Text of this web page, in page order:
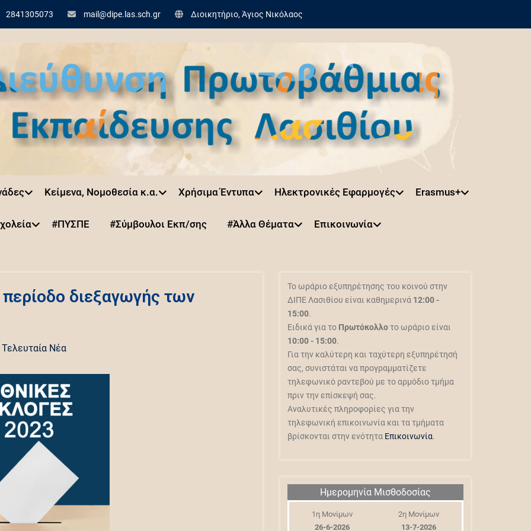
2841305073 mail@dipe.las.sch.gr Διοικητήριο, Άγιος Νικόλαος
Κείμενα, Νομοθεσία κ.α. Χρήσιμα Έντυπα Ηλεκτρονικές Εφαρμογές Erasmus+
#ΠΥΣΠΕ #Σύμβουλοι Εκπ/σης #Άλλα Θέματα Επικοινωνία
διεξαγωγής των
Τελευταία Νέα
Το ωράριο εξυπηρέτησης του κοινού στην
ΔΙΠΕ Λασιθίου είναι καθημερινά 12:00 -
15:00.
Ειδικά για το Πρωτόκολλοτο ωράριο είναι
10:00 - 15:00.
Για την καλύτερη και ταχύτερη εξυπηρέτησή
σας, συνιστάται να προγραμματίζετε
τηλεφωνικό ραντεβού με το αρμόδιο τμήμα
πριν την επίσκεψή σας.
Αναλυτικές πληροφορίες για την
τηλεφωνική επικοινωνία και τα τμήματα
βρίσκονται στην ενότητα Επικοινωνία.
Ημερομηνία Μισθοδοσίας
1η Μονίμων
26-6-2026
2η Μονίμων
13-7-2026